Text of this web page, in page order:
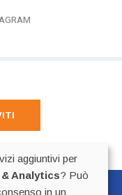
aggiuntivi per
Analytics? Può
in un